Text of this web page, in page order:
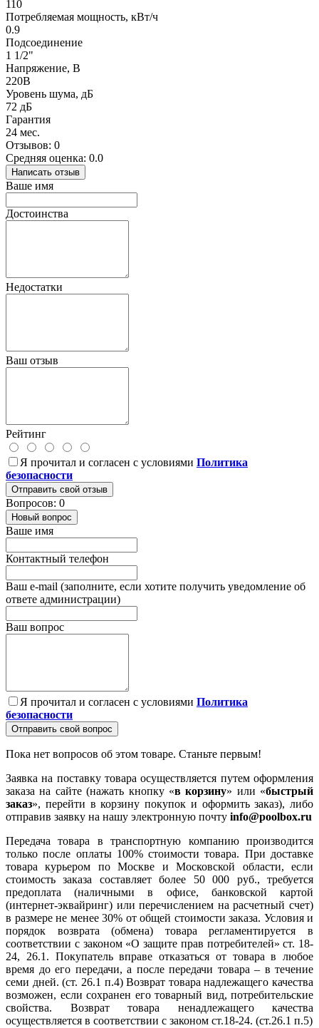
110
Потребляемая мощность, кВт/ч
0.9
Подсоединение
1 1/2"
Напряжение, В
220В
Уровень шума, дБ
72 дБ
Гарантия
24 мес.
Отзывов: 0
Средняя оценка: 0.0
Написать отзыв
Ваше имя
Достоинства
Недостатки
Ваш отзыв
Рейтинг
Я прочитал и согласен с условиями Политика
безопасности
Отправить свой отзыв
Вопросов: 0
Новый вопрос
Ваше имя
Контактный телефон
Ваш e-mail (заполните, если хотите получить уведомление об
ответе администрации)
Ваш вопрос
Я прочитал и согласен с условиями Политика
безопасности
Отправить свой вопрос
Пока нет вопросов об этом товаре. Станьте первым!
Заявка на поставку товара осуществляется путем оформления
заказа на сайте (нажать кнопку «в корзину» или «быстрый
заказ», перейти в корзину покупок и оформить заказ), либо
отправив заявку на нашу электронную почту info@poolbox.ru
Передача товара в транспортную компанию производится
только после оплаты 100% стоимости товара. При доставке
товара курьером по Москве и Московской области, если
стоимость заказа составляет более 50 000 руб., требуется
предоплата (наличными в офисе, банковской картой
(интернет-эквайринг) или перечислением на расчетный счет)
в размере не менее 30% от общей стоимости заказа. Условия и
порядок возврата (обмена) товара регламентируется в
соответствии с законом «О защите прав потребителей» ст. 18-
24, 26.1. Покупатель вправе отказаться от товара в любое
время до его передачи, а после передачи товара – в течение
семи дней. (ст. 26.1 п.4) Возврат товара надлежащего качества
возможен, если сохранен его товарный вид, потребительские
свойства. Возврат товара ненадлежащего качества
осуществляется в соответствии с законом ст.18-24. (ст.26.1 п.5)